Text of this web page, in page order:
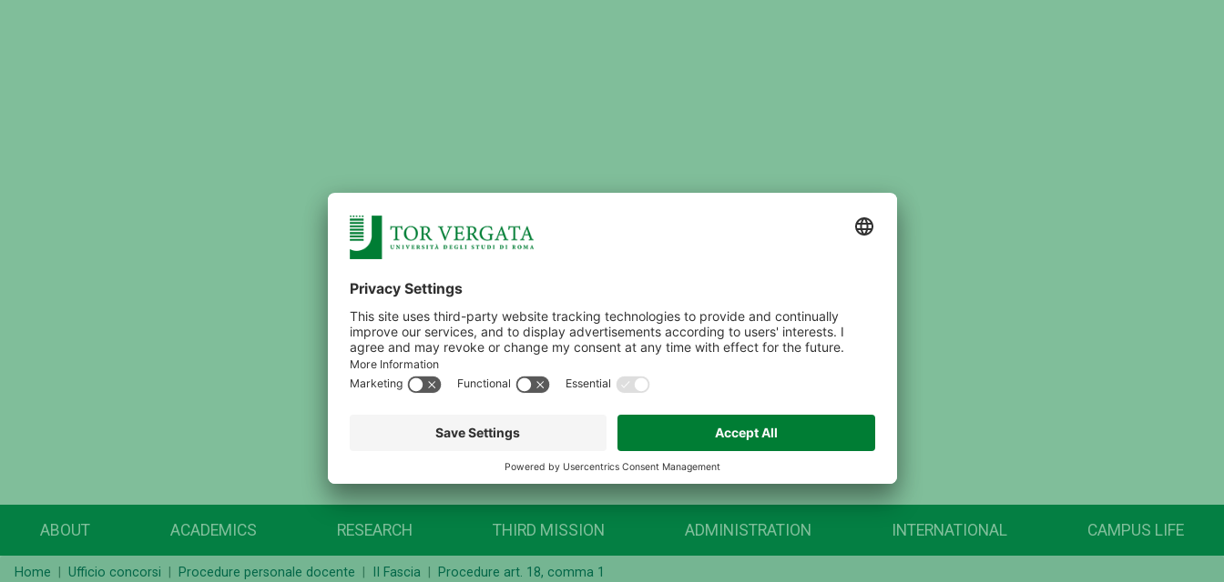
ABOUT ACADEMICS RESEARCH THIRD MISSION ADMINISTRATION INTERNATIONAL CAMPUS LIFE
Home Ufficio concorsi Procedure personale docente II Fascia
Procedure art. 18, comma 1